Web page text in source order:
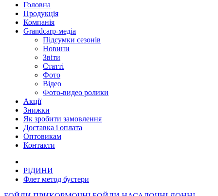
Головна
Продукція
Компанія
Grandcarp-медіа
Підсумки сезонів
Новини
Звіти
Статті
Фото
Відео
Фото-видео ролики
Акції
Знижки
Як зробити замовлення
Доставка і оплата
Оптовикам
Контакти
РIДИНИ
Флет метод бустери